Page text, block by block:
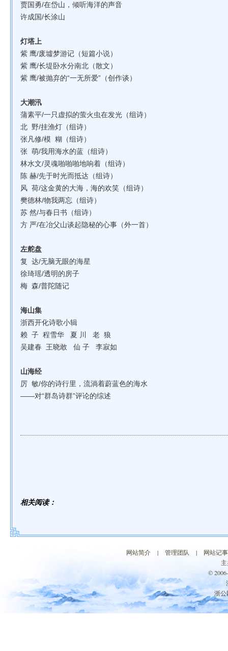
贾国勇/在岱山，倾听海洋的声音
许成国/长涂山
灯塔上
紫 鹰/废墟梦游记（短篇小说）
紫 鹰/长堤卧水分南北（散文）
紫 鹰/被抛弃的“一无所爱”（创作谈）
大潮汛
蒲素平/一只虚拟的萤火虫在发光（组诗）
北 野/挂渔灯（组诗）
张凡修/模 糊（组诗）
张 萌/我用海水的蓝（组诗）
林水文/灵魂啪啪啪地响着（组诗）
陈 赫/先于时光而抵达（组诗）
风 荷/这金黄的大海，海的欢笑（组诗）
樊德林/物我两忘（组诗）
苏 然/与春日书（组诗）
方 严/在冶父山谈起隐秘的心事（外一首）
左舵盘
复 达/无脑无眼的海星
徐琦瑶/透明的房子
梅 森/普陀随记
海山集
浙西开化诗歌小辑
赖 子 程雪华 夏 川 老 狼
吴建春 王晓敢 仙 子 李寂如
山海经
厉 敏/你的诗行里，流淌着蔚蓝色的海水
——对“群岛诗群”评论的综述
相关阅读：
网站简介 | 管理团队 |
网站记事
©
浙公